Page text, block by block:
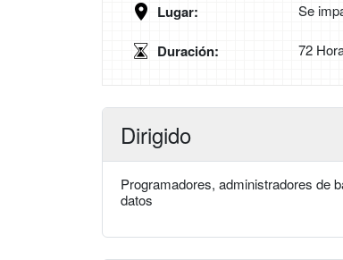
Lugar: Se
Duración: 72
Dirigido
Programadores, administradores de
datos